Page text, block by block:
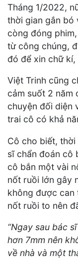
Tháng 1/2022,
thời gian gắn bó
còng đóng
từ công chúng,
đó để xin chữ
Việt Trinh cũng
cảm suốt 2 năm
chuyện đối diện
trai cô có khả
Cô cho biết,
sĩ chẩn đoán cô
cô bắn một vài
nốt ruồi lớn gây
không được can
nốt ruồi to nên
“Ngay sau bác
hơn 7mm nên
về nhà và một